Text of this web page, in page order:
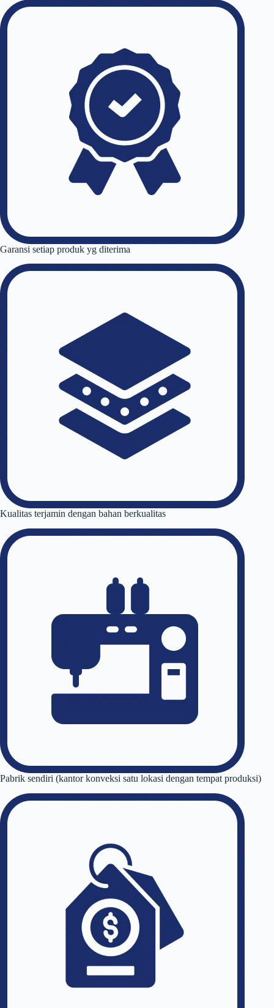
Garansi setiap produk yg diterima
Kualitas terjamin dengan bahan berkualitas
Pabrik sendiri (kantor konveksi satu lokasi dengan tempat produksi)